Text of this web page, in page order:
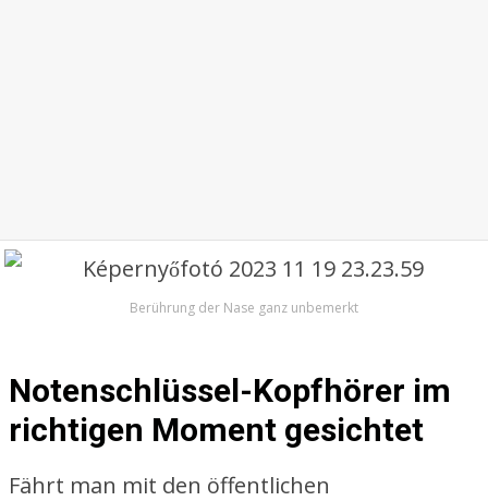
Berührung der Nase ganz unbemerkt
Notenschlüssel-Kopfhörer im
richtigen Moment gesichtet
Fährt man mit den öffentlichen